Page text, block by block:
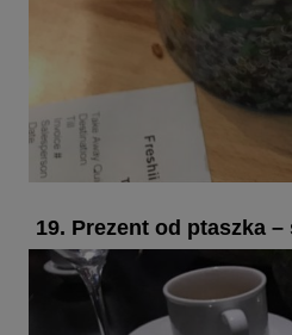
19. Prezent od ptaszka –